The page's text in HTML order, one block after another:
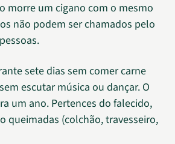
morre um cigano com o mesmo
não podem ser chamados pelo
sete dias sem comer carne
escutar música ou dançar. O
um ano. Pertences do falecido,
queimadas (colchão, travesseiro,